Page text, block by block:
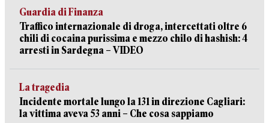
Guardia di Finanza
Traffico internazionale di droga, intercettati oltre 6
chili di cocaina purissima e mezzo chilo di hashish: 4
arresti in Sardegna – VIDEO
La tragedia
Incidente mortale lungo la 131 in direzione Cagliari:
la vittima aveva 53 anni – Che cosa sappiamo